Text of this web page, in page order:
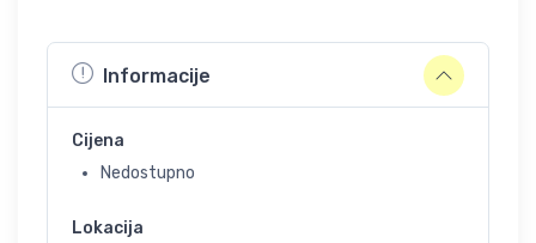
Informacije
Cijena
Nedostupno
Lokacija